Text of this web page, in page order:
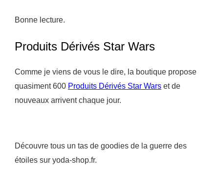
Bonne lecture.
Produits Dérivés Star Wars
Comme je viens de vous le dire, la boutique propose
quasiment 600 Produits Dérivés Star Wars et de
nouveaux arrivent chaque jour.
Découvre tous un tas de goodies de la guerre des
étoiles sur yoda-shop.fr.